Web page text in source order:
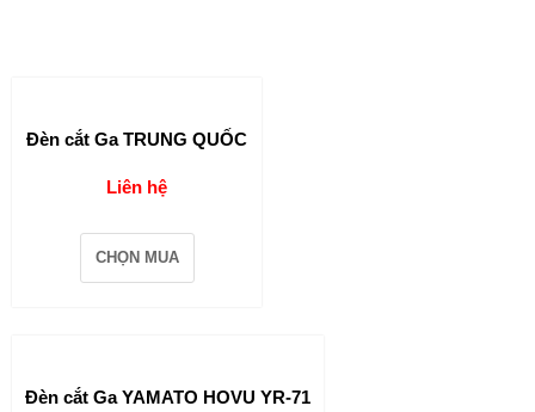
Đèn cắt Ga TRUNG QUỐC
Liên hệ
CHỌN MUA
Đèn cắt Ga YAMATO HOVU YR-71